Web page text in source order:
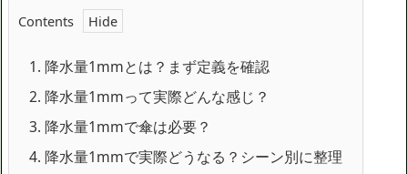
Contents
1. 降水量1mmとは？まず定義を確認
2. 降水量1mmって実際どんな感じ？
3. 降水量1mmで傘は必要？
4. 降水量1mmで実際どうなる？シーン別に整理